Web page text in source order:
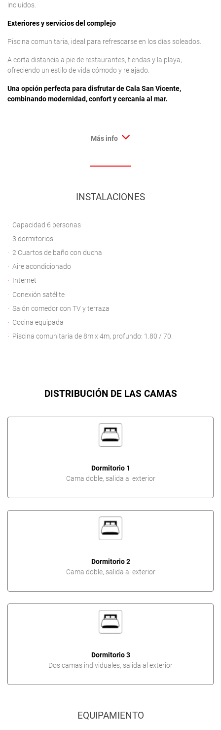
incluidos.
Exteriores y servicios del complejo
Piscina comunitaria, ideal para refrescarse en los días soleados.
A corta distancia a pie de restaurantes, tiendas y la playa,
ofreciendo un estilo de vida cómodo y relajado.
Una opción perfecta para disfrutar de Cala San Vicente,
combinando modernidad, confort y cercanía al mar.
Más info
INSTALACIONES
Capacidad 6 personas
3 dormitorios.
2 Cuartos de baño con ducha
Aire acondicionado
Internet
Conexión satélite
Salón comedor con TV y terraza
Cocina equipada
Piscina comunitaria de 8m x 4m, profundo: 1.80 / 70.
DISTRIBUCIÓN DE LAS CAMAS
Dormitorio 1
Cama doble, salida al exterior
Dormitorio 2
Cama doble, salida al exterior
Dormitorio 3
Dos camas individuales, salida al exterior
EQUIPAMIENTO